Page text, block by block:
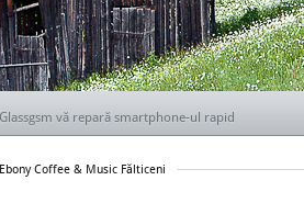
te ajută să alegi ușile pentru casa ta
Coffee & Music Fălticeni